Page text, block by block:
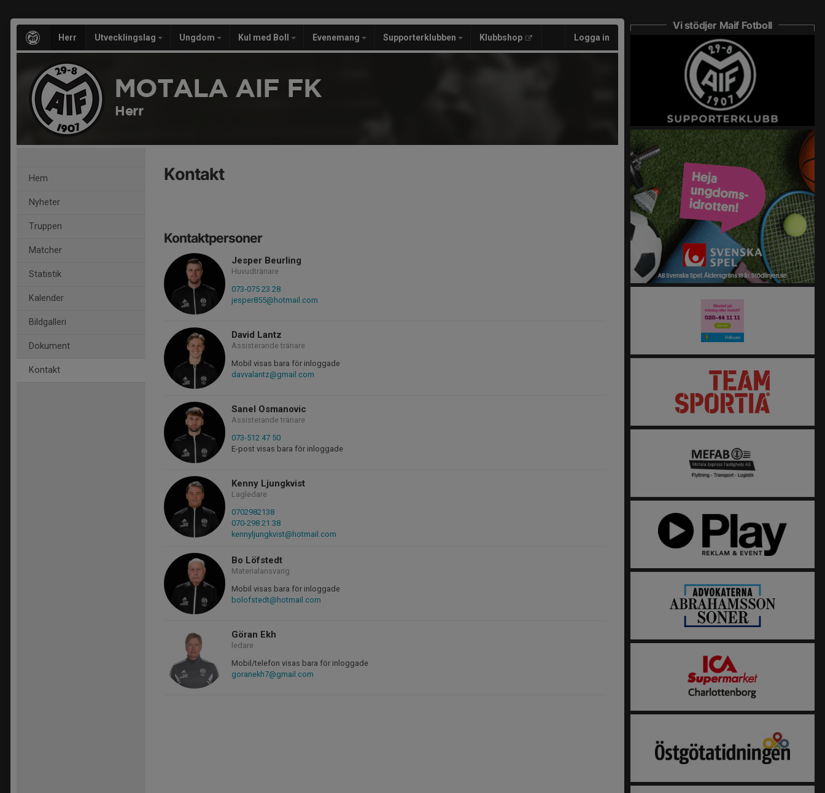
Herr Utvecklingslag Ungdom Kul med Boll Evenemang Supporterklubben Klubbshop Logga in
MOTALA AIF FK
Herr
Hem
Nyheter
Truppen
Matcher
Statistik
Kalender
Bildgalleri
Dokument
Kontakt
Kontakt
Kontaktpersoner
Jesper Beurling
Huvudtränare
073-075 23 28
jesper855@hotmail.com
David Lantz
Assisterande tränare
Mobil visas bara för inloggade
davvalantz@gmail.com
Sanel Osmanovic
Assisterande tränare
073-512 47 50
E-post visas bara för inloggade
Kenny Ljungkvist
Lagledare
0702982138
070-298 21 38
kennyljungkvist@hotmail.com
Bo Löfstedt
Materialansvarig
Mobil visas bara för inloggade
bolofstedt@hotmail.com
Göran Ekh
ledare
Mobil/telefon visas bara för inloggade
goranekh7@gmail.com
Vi stödjer Maif Fotboll